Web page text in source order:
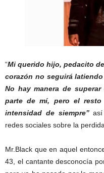
“Mi querido hijo, pedacito
corazón no seguirá
No hay manera de
parte de mí, pero el
intensidad de siempre”así
redes sociales sobre la
Mr.Black que en aquel
43, el cantante desconocía